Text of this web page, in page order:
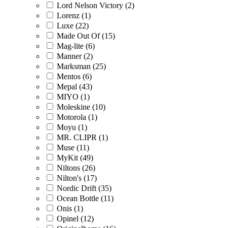
Lord Nelson Victory (2)
Lorenz (1)
Luxe (22)
Made Out Of (15)
Mag-lite (6)
Manner (2)
Marksman (25)
Mentos (6)
Mepal (43)
MIYO (1)
Moleskine (10)
Motorola (1)
Moyu (1)
MR. CLIPR (1)
Muse (11)
MyKit (49)
Niltons (26)
Nilton's (17)
Nordic Drift (35)
Ocean Bottle (11)
Onis (1)
Opinel (12)